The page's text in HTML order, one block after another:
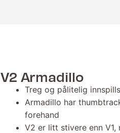
V2 Armadillo
Treg og pålitelig
Armadillo har
forehand
V2 er litt stivere enn